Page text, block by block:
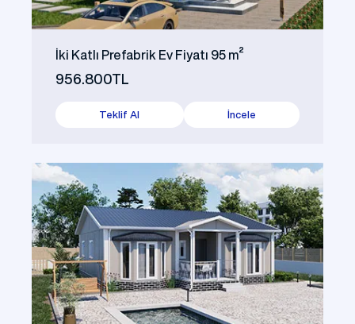
İki Katlı Prefabrik Ev Fiyatı 95 m²
956.800TL
Teklif Al İncele